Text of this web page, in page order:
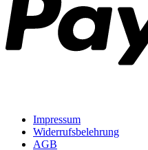
Impressum
Widerrufsbelehrung
AGB